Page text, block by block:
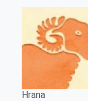
p
Hrana